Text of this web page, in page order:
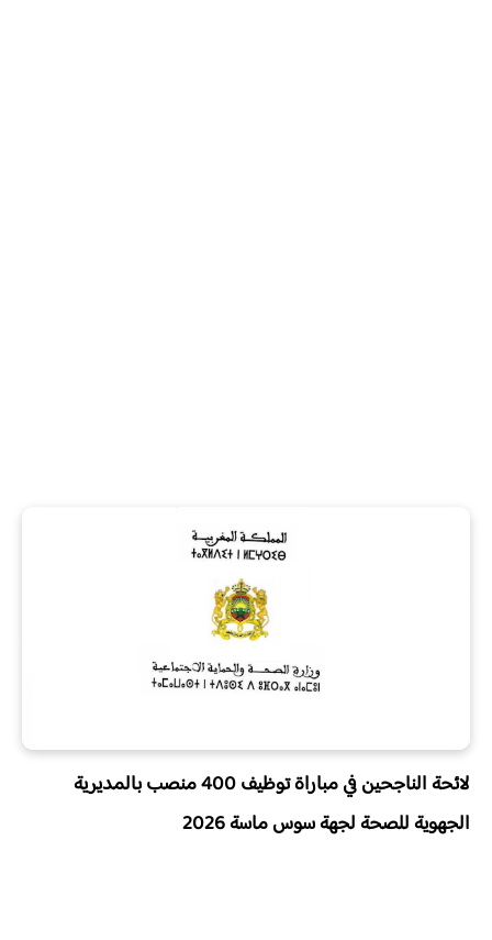
لائحة الناجحين في مباراة توظيف 400 منصب بالمديرية
الجهوية للصحة لجهة سوس ماسة 2026